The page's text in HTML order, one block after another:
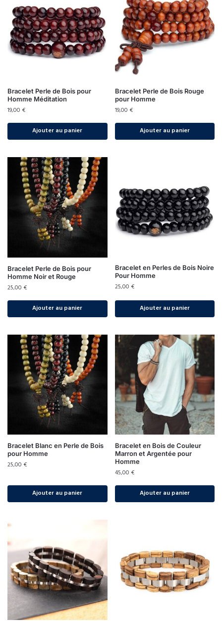
Bracelet Perle de Bois pour
Homme Méditation
19,00 €
Ajouter au panier
Bracelet Perle de Bois Rouge
pour Homme
19,00 €
Ajouter au panier
Bracelet Perle de Bois pour
Homme Noir et Rouge
25,00 €
Ajouter au panier
Bracelet en Perles de Bois Noire
Pour Homme
25,00 €
Ajouter au panier
Bracelet Blanc en Perle de Bois
pour Homme
25,00 €
Ajouter au panier
Bracelet en Bois de Couleur
Marron et Argentée pour
Homme
45,00 €
Ajouter au panier